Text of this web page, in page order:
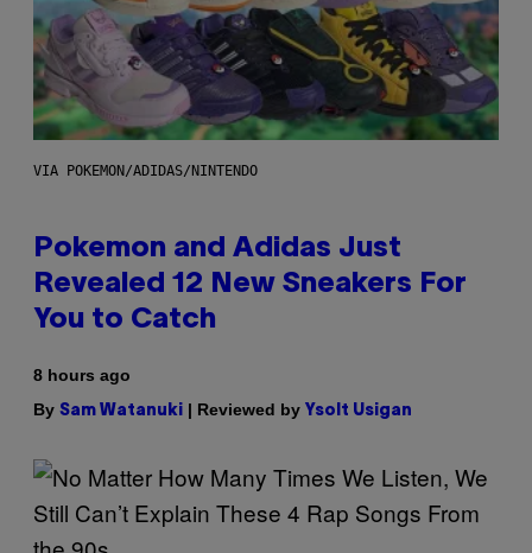
VIA POKEMON/ADIDAS/NINTENDO
Pokemon and Adidas Just
Revealed 12 New Sneakers For
You to Catch
8 hours ago
By Sam Watanuki | Reviewed by Ysolt Usigan